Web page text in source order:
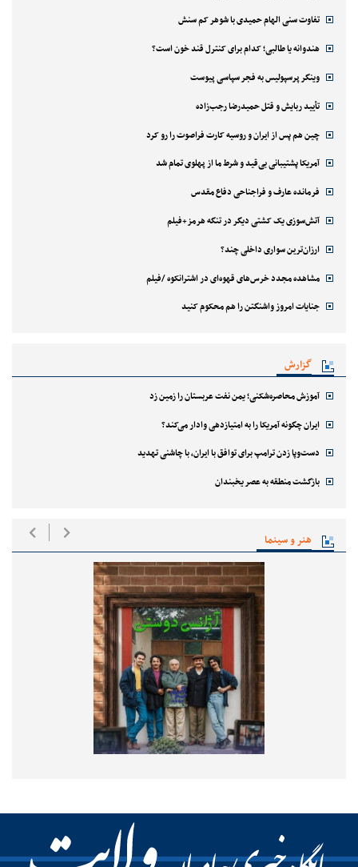
تفاوت سنی الهام حمیدی با شوهر کم سنش
هندوانه یا طالبی؛ کدام‌ برای کنترل قند خون است؟
وینگر پرسپولیس به فجر سپاسی پیوست
تأیید ربایش و قتل حمیدرضا رجب‌زاده
چین هم پس از ایران و روسیه کارت فراصوت را رو کرد
آمریکا پشتیبانی بی‌قید و شرط ما از پهلوی تمام شد
فرمانده عارف و فراجناحی دفاع مقدس
آتش‌سوزی یک کشتی دیگر در تنگه هرمز+فیلم
ارزان‌ترین سواری داخلی چند؟
مشاهده مجدد خرس‌های قهوه‌ای در اشترانکوه /فیلم
جنایات امروز واشنگتن را هم محکوم کنید
گزارش
آموزش محاصره‌شکنی؛ یمن نفت عربستان را زمین زد
ایران چگونه آمریکا را به امتیازدهی وادار می‌کند؟
دست‌وپا زدن ترامپ برای توافق با ایران، با چاشنی تهدید
بازگشت منطقه به عصر یخبندان
هنر و سینما